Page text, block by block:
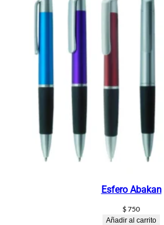
Esfero Abakan
$750
Añadir al carrito